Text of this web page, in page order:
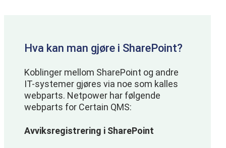
Hva kan man gjøre i SharePoint?
Koblinger mellom SharePoint og andre
IT-systemer gjøres via noe som kalles
webparts. Netpower har følgende
webparts for Certain QMS:
Avviksregistrering i SharePoint